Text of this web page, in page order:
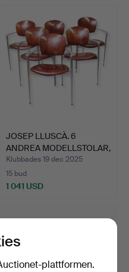
JOSEP LLUSCÀ. 6
ANDREA MODELLSTOLAR,
I TRÄ…
Klubbades 19 dec 2025
15 bud
1 041 USD
plattformen.